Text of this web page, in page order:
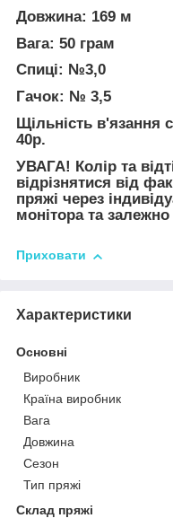
Довжина: 169 м
Вага: 50 грам
Спиці: №3,0
Гачок: № 3,5
Щільність в'язання
40р.
УВАГА! Колір та
відрізнятися від
пряжі через
монітора та залежно
Приховати
Характеристики
Основні
Виробник
Країна виробник
Вага
Довжина
Сезон
Тип пряжі
Склад пряжі